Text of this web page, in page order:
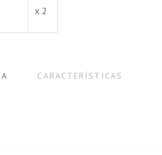
x 2
CARACTERÍSTICAS